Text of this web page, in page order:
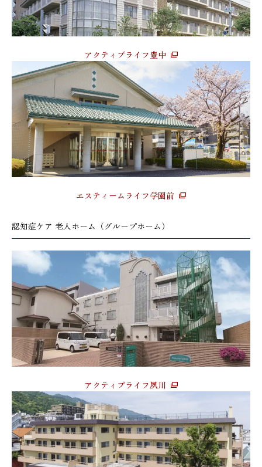
アクティブライフ豊中
エスティームライフ学園前
認知症ケア 老人ホーム（グループホーム）
アクティブライフ夙川